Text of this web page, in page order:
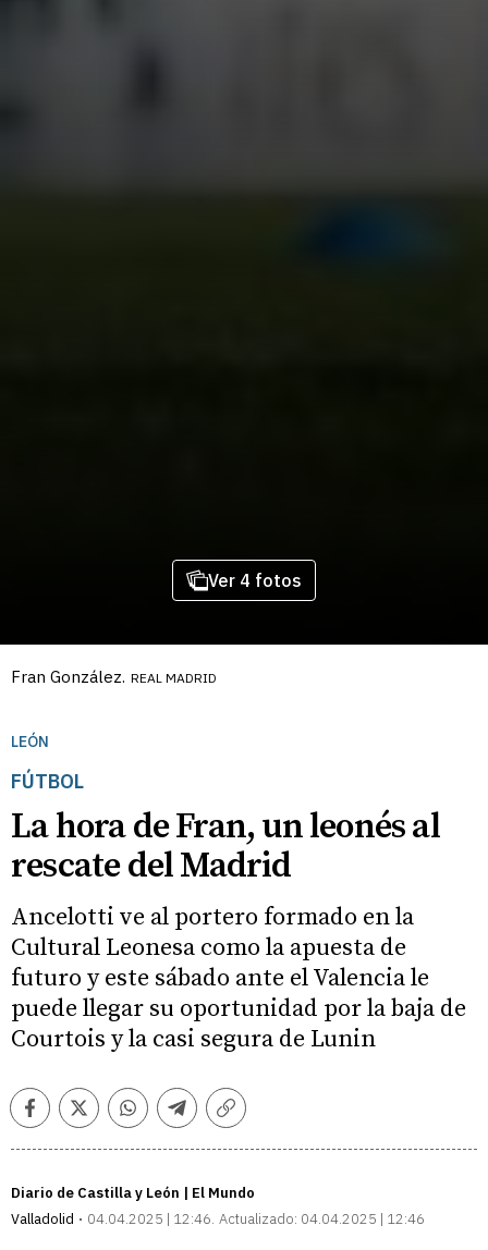
Ver 4 fotos
Fran González. REAL MADRID
LEÓN
FÚTBOL
La hora de Fran, un leonés al
rescate del Madrid
Ancelotti ve al portero formado en la
Cultural Leonesa como la apuesta de
futuro y este sábado ante el Valencia le
puede llegar su oportunidad por la baja de
Courtois y la casi segura de Lunin
FacebookTwitterWhatsappTelegramCopiar
Diario de Castilla y León | El Mundo
Valladolid
04.04.2025 | 12:46 Actualizado: 04.04.2025 | 12:46